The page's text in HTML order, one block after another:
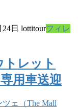
日 lottitourフィレ
トレット
用車送迎
ェ（The Mall